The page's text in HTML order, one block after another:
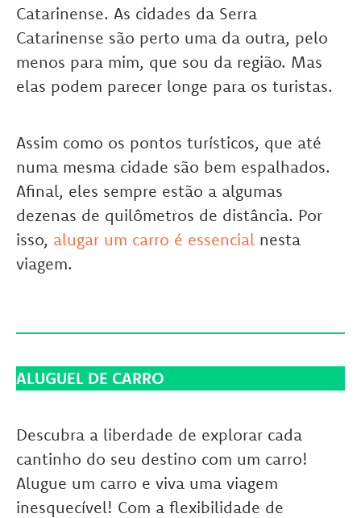
Catarinense. As cidades da Serra
Catarinense são perto uma da outra, pelo
menos para mim, que sou da região. Mas
elas podem parecer longe para os turistas.
Assim como os pontos turísticos, que até
numa mesma cidade são bem espalhados.
Afinal, eles sempre estão a algumas
dezenas de quilômetros de distância. Por
isso, alugar um carro é essencial nesta
viagem.
ALUGUEL DE CARRO
Descubra a liberdade de explorar cada
cantinho do seu destino com um carro!
Alugue um carro e viva uma viagem
inesquecível! Com a flexibilidade de